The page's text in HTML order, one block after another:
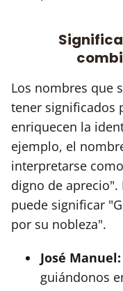
Los nombres que
tener significados
enriquecen la
ejemplo, el
interpretarse
digno de aprecio".
puede significar
por su nobleza".
José Manuel:
guiándonos